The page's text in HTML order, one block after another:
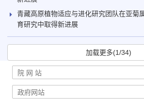
青藏高原植物适应与进化研究团队在亚菊
育研究中取得新进展
加载更多(1/34)